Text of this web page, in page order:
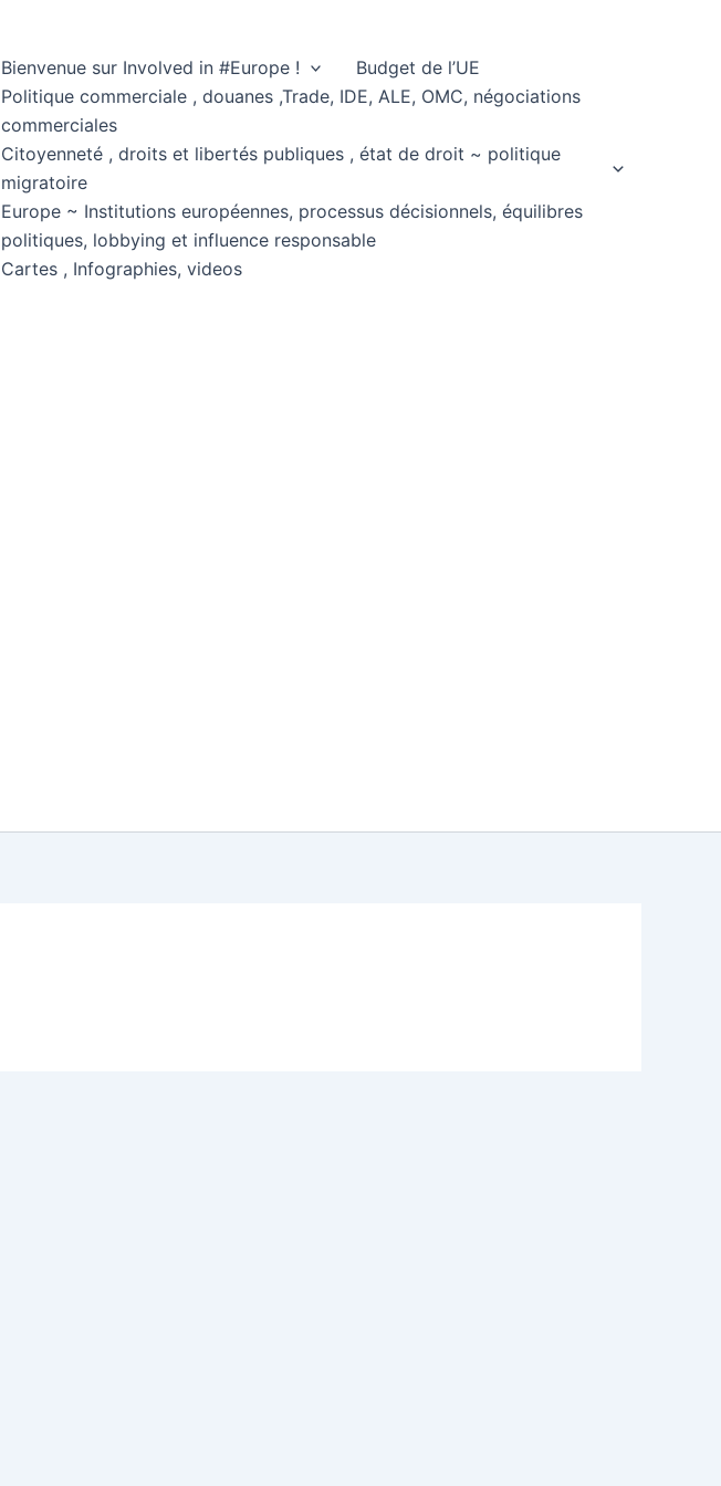
Bienvenue sur Involved in #Europe !
Budget de l’UE
Politique commerciale , douanes ,Trade, IDE, ALE, OMC, négociations
commerciales
Citoyenneté , droits et libertés publiques , état de droit ~ politique
migratoire
Europe ~ Institutions européennes, processus décisionnels, équilibres
politiques, lobbying et influence responsable
Cartes , Infographies, videos